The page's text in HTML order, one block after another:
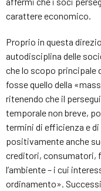
carattere economico.
Proprio in questa
autodisciplina delle
che lo scopo principale
fosse quello della
ritenendo che il
temporale non breve,
termini di efficienza e
positivamente anche
creditori, consumatori,
l’ambiente – i cui
ordinamento».